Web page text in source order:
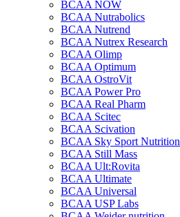
BCAA NOW
BCAA Nutrabolics
BCAA Nutrend
BCAA Nutrex Research
BCAA Olimp
BCAA Optimum
BCAA OstroVit
BCAA Power Pro
BCAA Real Pharm
BCAA Scitec
BCAA Scivation
BCAA Sky Sport Nutrition
BCAA Still Mass
BCAA Ult:Rovita
BCAA Ultimate
BCAA Universal
BCAA USP Labs